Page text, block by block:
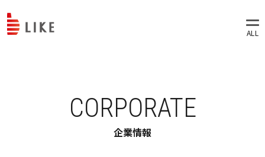
CORPORATE
企業情報